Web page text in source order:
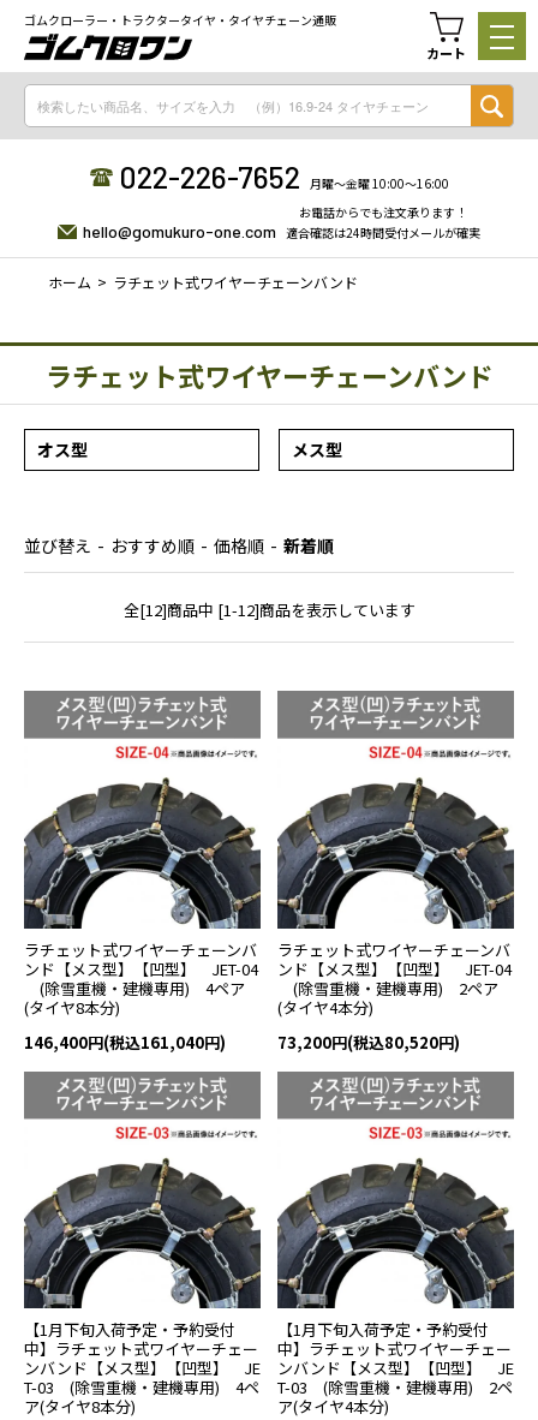
ゴムクローラー・トラクタータイヤ・タイヤチェーン通販
カート
022-226-7652 月曜〜金曜 10:00〜16:00
hello@gomukuro-one.com
お電話からでも注文承ります！
適合確認は24時間受付メールが確実
ホーム ラチェット式ワイヤーチェーンバンド
ラチェット式ワイヤーチェーンバンド
オス型 メス型
並び替え おすすめ順 価格順 新着順
全[12]商品中 [1-12]商品を表示しています
ラチェット式ワイヤーチェーンバ
ンド【メス型】【凹型】 JET-04
(除雪重機・建機専用) 4ペア
(タイヤ8本分)
146,400円(税込161,040円)
ラチェット式ワイヤーチェーンバ
ンド【メス型】【凹型】 JET-04
(除雪重機・建機専用) 2ペア
(タイヤ4本分)
73,200円(税込80,520円)
【1月下旬入荷予定・予約受付
中】ラチェット式ワイヤーチェー
ンバンド【メス型】【凹型】 JE
T-03 (除雪重機・建機専用) 4ペ
ア(タイヤ8本分)
【1月下旬入荷予定・予約受付
中】ラチェット式ワイヤーチェー
ンバンド【メス型】【凹型】 JE
T-03 (除雪重機・建機専用) 2ペ
ア(タイヤ4本分)